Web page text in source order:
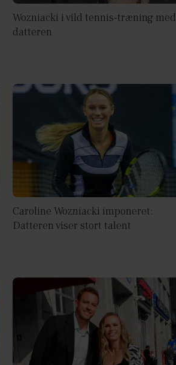
Wozniacki i vild tennis-træning med
datteren
Caroline Wozniacki imponeret:
Datteren viser stort talent